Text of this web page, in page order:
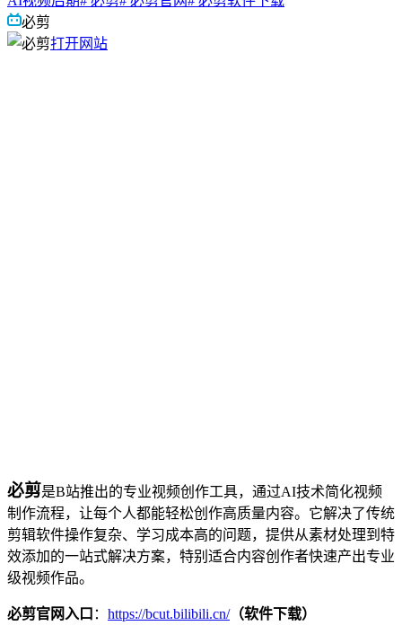
必剪
打开网站
必剪是B站推出的专业视频创作工具，通过AI技术简化视频
制作流程，让每个人都能轻松创作高质量内容。它解决了传统
剪辑软件操作复杂、学习成本高的问题，提供从素材处理到特
效添加的一站式解决方案，特别适合内容创作者快速产出专业
级视频作品。
必剪官网入口 ： https://bcut.bilibili.cn/（软件下载）